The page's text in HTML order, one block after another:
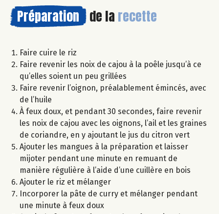
Préparation de la recette
Faire cuire le riz
Faire revenir les noix de cajou à la poêle jusqu’à ce
qu’elles soient un peu grillées
Faire revenir l’oignon, préalablement émincés, avec
de l’huile
À feux doux, et pendant 30 secondes, faire revenir
les noix de cajou avec les oignons, l’ail et les graines
de coriandre, en y ajoutant le jus du citron vert
Ajouter les mangues à la préparation et laisser
mijoter pendant une minute en remuant de
manière régulière à l’aide d’une cuillère en bois
Ajouter le riz et mélanger
Incorporer la pâte de curry et mélanger pendant
une minute à feux doux